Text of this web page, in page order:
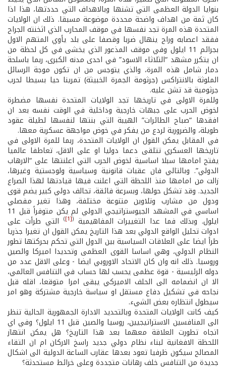
بنوايا الدولة العظمى التي تشنها وبالاهداف التي حددتها، هذا اذا
كان ثمة من اهداف واضحة محددة موضوعة مسبقا. ذلك ان الولايات
المتحدة هذه المرة تجد نفسها في موقف المحارب الذي اثخنته الجراح
ففقد اعصابه وراح ينهال ضربا وقصفا على بلد يأوي المتهم الاول
بجرائم 11 ايلول وفي موقف المذعور الذي يخشى في كل لحظة من
ان يتكرر مشهد “الثلاثاء الاسود” في احدى مدنه الكبرى، ربما باسلحة
دمار شامل هذه المرة، والذي يتوجس من ان تكون موجة الرسائل
الملوثة بالانتراكس (جرثومة الجمرة الخبيثة) تمرينا حيا بسيطا لحرب
جرثومية قد تشن عليه.
وللمرة الاولى في تاريخها تجد الولايات المتحدة نفسها مضطرة
لخوض الحرب على جبهات خارجية وداخلية في الوقت نفسه بعد ان
افقدها “صباح الطائرات” الهيبة التي بنتها لنفسها لطيلة عقود
طويلة، والضرورية لردع من يفكر في خوض مواجهة عسكرية معها.
في المقابل يمكن القول ان الولايات المتحدة، ربما للمرة الاولى في
تاريخها العسكري تتلقى دعما دوليا او على الاقل، تعاطفا عالميا
يفتح امامها سبلا اساسية لخوض الحرب التي اعلنتها على “الارهاب
الدولي”. وبالتالي فان عقبات قانونية وسياسية ولوجستية وغيرها،
زالت من امامها منذ اللحظة التي اعلنت فيها قيادتها لهذا الصراع
الجديد. وقد تشكل حولها، وبسرعة فائقة، تحالف دولي كبير يضم قوى
ودول من مشارب وتلاوين متنوعة مختلفة، وهذا تغير مفصلي
اساسي في المشهد الجيوستراتيجي الدولي لم يكن متوفراً قبل 11
ايلول. وبذلك فما عدا التغييرات المفاهيمية(
[1]
) التي طرأت على
ادوات تحليل الواقع الدولي بعد هذا التاريخ يمكن القول ان تغيرا جذريا
طرأ ايضا على العلاقات السياسية بين الدول التي تحكم بحركتها تطور
النظام الدولي، وهي اساسا القوى العظمى وتحديدا اميركا والصين
وروسيا. ذلك انه وان كان الاتحاد الاوروبي ايضا - وعلى الاقل عدد من
دوله الرئيسية - قوة عظمى يحسب لها حساب في التنافس العالمي،
الا ان انضمامه الى الحلف الاميركي يبقى امرا متوقعا، اقله قبل
نجاحه في تشكيل دفاع مستقل او سياسة خارجية مشتركة وهو امر
سيطول انتظاره بعض الشيء.
كيف كانت الولايات المتحدة وبالتحديد الادارة الجمهورية الحالية تنظر
الى المنافسين الاستراتيجيين، روسيا والصين قبل 11 ايلول؟ وفي اي
اتجاه تطورت العلاقة معهما بعد هذا التاريخ؟ هل يمكن انتهاز
اللحظة الافغانية لبناء نظام دولي جديد راسخ الاركان ام ان التقاء
المصالح سيكون ظرفيا تعود بعدها عقارب الساعة الدولية الى اشكال
جديدة من التنافس خلف رهانات متجددة وعلى خرائط مستحدثة؟